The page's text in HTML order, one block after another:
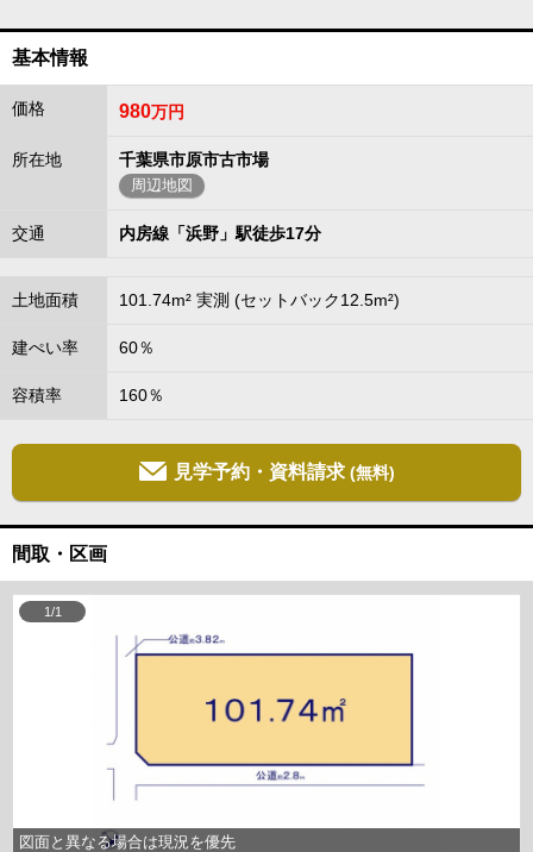
基本情報
価格 980万円
所在地 千葉県市原市古市場
周辺地図
交通 内房線「浜野」駅徒歩17分
土地面積 101.74m² 実測 (セットバック12.5m²)
建ぺい率 60％
容積率 160％
見学予約・資料請求 (無料)
間取・区画
図面と異なる場合は現況を優先
1/1